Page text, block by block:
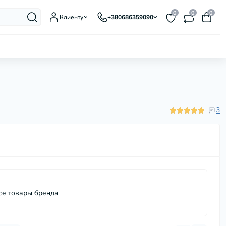
Клиенту +380686359090
0 0 0
3
товары бренда